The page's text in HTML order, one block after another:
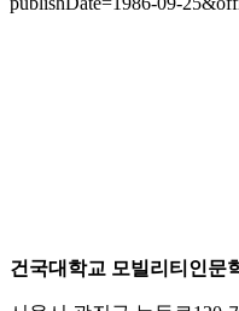
건국대학교 모빌리티인문